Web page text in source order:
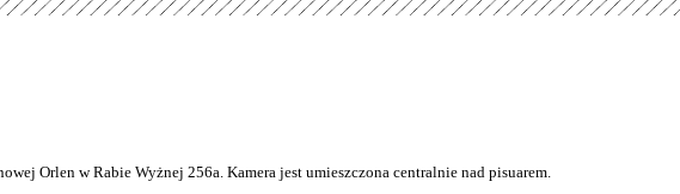
Orlen w Rabie Wyżnej 256a. Kamera jest umieszczona centralnie nad pisuarem.